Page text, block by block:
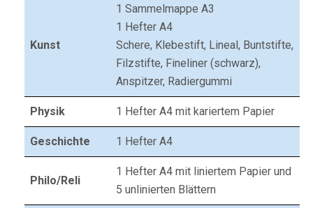
Kunst
1 Sammelmappe A3
1 Hefter A4
Schere, Klebestift, Lineal, Buntstifte,
Filzstifte, Fineliner (schwarz),
Anspitzer, Radiergummi
Physik 1 Hefter A4 mit kariertem Papier
Geschichte 1 Hefter A4
Philo/Reli
1 Hefter A4 mit liniertem Papier und
5 unlinierten Blättern